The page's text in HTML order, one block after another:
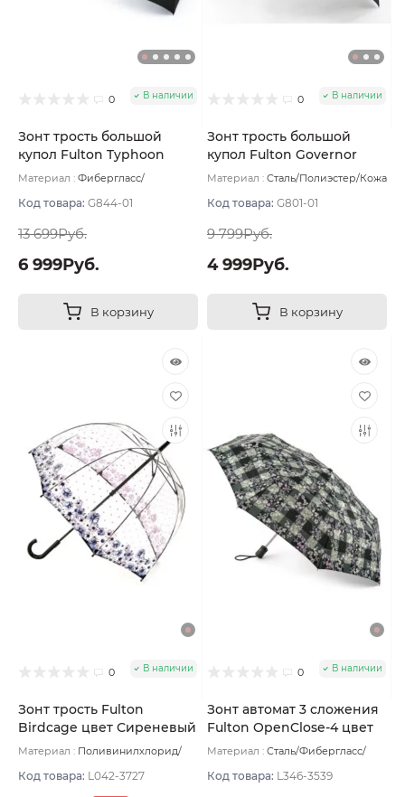
0 В наличии
Зонт трость большой
купол Fulton Typhoon
цвет Черный
Материал : Фибергласс/
Код товара: G844-01
13 699Руб.
6 999Руб.
В корзину
0 В наличии
Зонт трость большой
купол Fulton Governor
цвет Черный
Материал : Сталь/Полиэстер/Кожа
Код товара: G801-01
9 799Руб.
4 999Руб.
В корзину
0 В наличии
Зонт трость Fulton
Birdcage цвет Сиреневый
Материал : Поливинилхлорид/
530 г
Код товара: L042-3727
0 В наличии
Зонт автомат 3 сложения
Fulton OpenClose-4 цвет
Серый темный
Материал : Сталь/Фибергласс/
Вес: 330 г
Код товара: L346-3539